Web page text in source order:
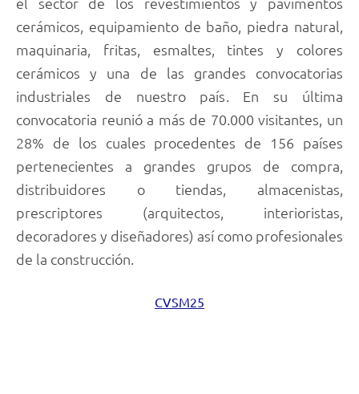
cerámicos, equipamiento de baño, piedra natural,
maquinaria, fritas, esmaltes, tintes y colores
cerámicos y una de las grandes convocatorias
industriales de nuestro país. En su última
convocatoria reunió a más de 70.000 visitantes, un
28% de los cuales procedentes de 156 países
pertenecientes a grandes grupos de compra,
distribuidores o tiendas, almacenistas,
prescriptores (arquitectos, interioristas,
decoradores y diseñadores) así como profesionales
de la construcción.
CVSM25